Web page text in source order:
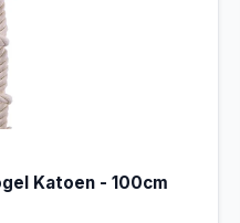
Katoen - 100cm